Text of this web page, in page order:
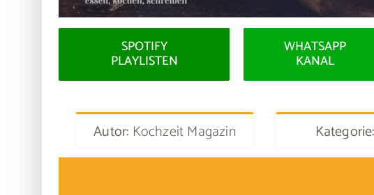
SPOTIFY
PLAYLISTEN
WHATSAPP
KANAL
Autor: Kochzeit Magazin Kategorie: